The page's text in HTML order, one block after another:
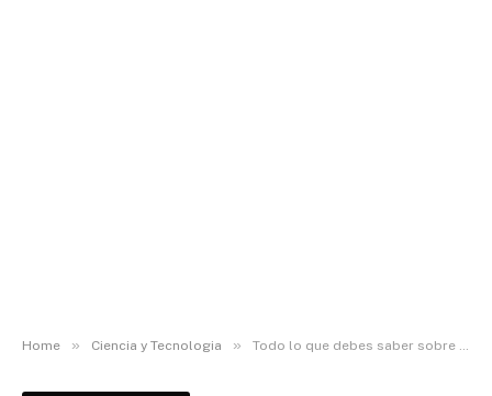
Home » Ciencia y Tecnologia » Todo lo que debes saber sobre las bombas de aceite